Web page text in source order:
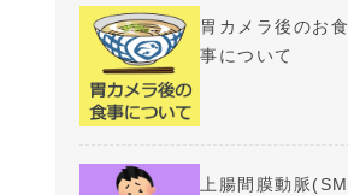
胃カメラ後のお食
事について
上腸間膜動脈(SM